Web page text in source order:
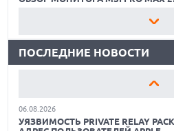
КАК БЕЗОПАСНО КУПИТЬ Б/У
ОБЗОР ПЫЛЕСОСА DREAME Z40
ОБЗОР МОНИТОРА MSI PRO MAX
КАК БЕЗОПАСНО КУПИТЬ Б/У
ПОСЛЕДНИЕ НОВОСТИ
ТОЛЩИНОЙ 4,7 ММ И 12" OLED
УБОРКИ И ЛИНЕЙКУ ТЕХНИКИ
06.08.2026
УЯЗВИМОСТЬ PRIVATE RELAY